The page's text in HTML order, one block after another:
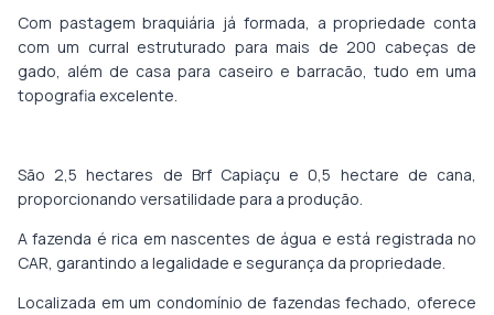
Com pastagem braquiária já formada, a propriedade conta
com um curral estruturado para mais de 200 cabeças de
gado, além de casa para caseiro e barracão, tudo em uma
topografia excelente.
São 2,5 hectares de Brf Capiaçu e 0,5 hectare de cana,
proporcionando versatilidade para a produção.
A fazenda é rica em nascentes de água e está registrada no
CAR, garantindo a legalidade e segurança da propriedade.
Localizada em um condomínio de fazendas fechado, oferece